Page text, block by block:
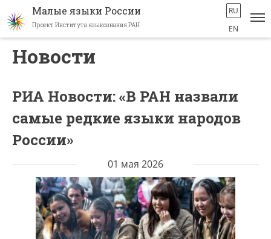
содержанию
Малые языки России
Проект Института языкознания РАН
RU
EN
Новости
РИА Новости: «В РАН назвали
самые редкие языки народов
России»
01 мая 2026